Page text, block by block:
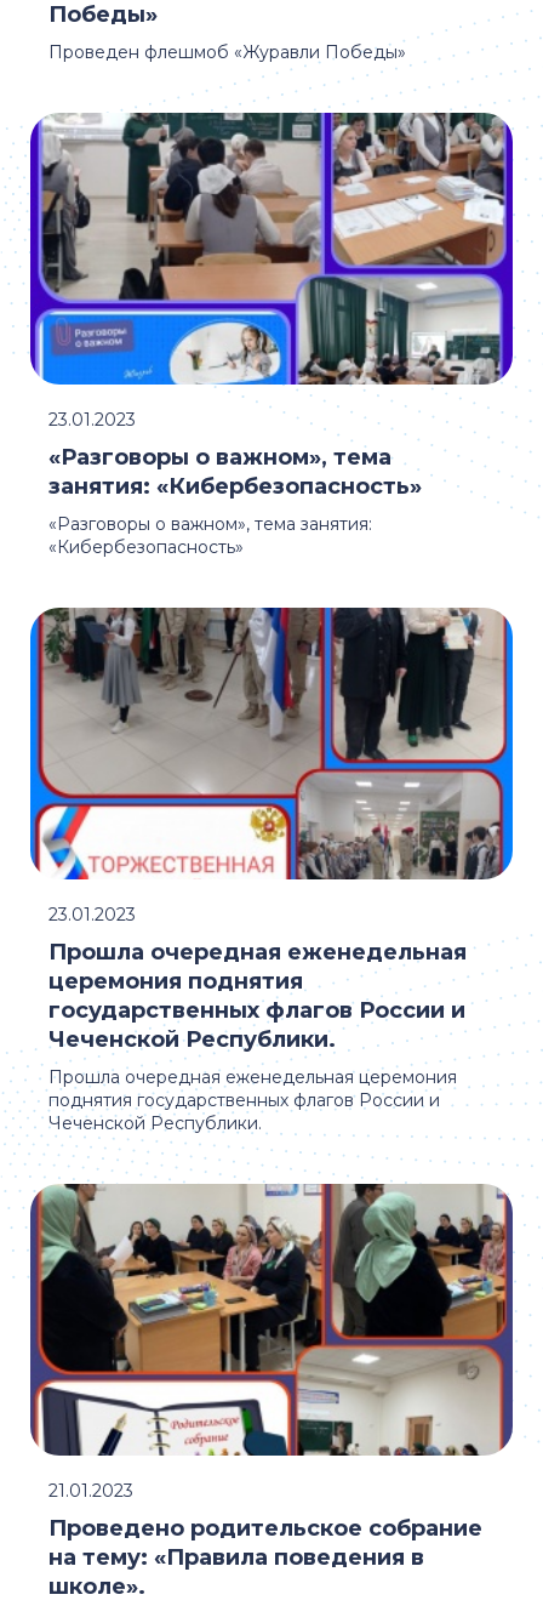
Проведен флешмоб «Журавли Победы»
Победы»
«Разговоры о важном», тема занятия:
«Кибербезопасность»
«Разговоры о важном», тема
занятия: «Кибербезопасность»
23.01.2023
Прошла очередная еженедельная церемония
поднятия государственных флагов России и
Чеченской Республики.
Прошла очередная еженедельная
церемония поднятия
государственных флагов России и
Чеченской Республики.
23.01.2023
Проведено родительское собрание
на тему: «Правила поведения в
школе».
21.01.2023